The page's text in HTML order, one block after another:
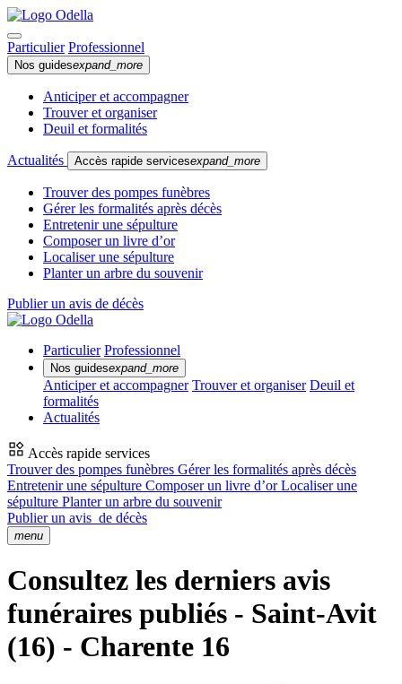
Particulier Professionnel
Nos guidesexpand_more
Anticiper et accompagner
Trouver et organiser
Deuil et formalités
Actualités Accès rapide servicesexpand_more
Trouver des pompes funèbres
Gérer les formalités après décès
Entretenir une sépulture
Composer un livre d’or
Localiser une sépulture
Planter un arbre du souvenir
Publier un avis de décès
Particulier Professionnel
Nos guidesexpand_more
Anticiper et accompagner Trouver et organiser Deuil et
formalités
Actualités
Accès rapide services
Trouver des pompes funèbres Gérer les formalités après décès
Entretenir une sépulture Composer un livre d’orLocaliser une
sépulture Planter un arbre du souvenir
Publier un avis de décès
menu
Consultez les derniers avis
funéraires publiés - Saint-Avit
(16) - Charente 16